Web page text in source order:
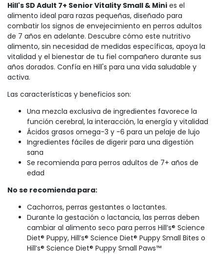
Hill's SD Adult 7+ Senior Vitality Small & Mini es el
alimento ideal para razas pequeñas, diseñado para
combatir los signos de envejecimiento en perros adultos
de 7 años en adelante. Descubre cómo este nutritivo
alimento, sin necesidad de medidas específicas, apoya la
vitalidad y el bienestar de tu fiel compañero durante sus
años dorados. Confía en Hill's para una vida saludable y
activa.
Las características y beneficios son:
Una mezcla exclusiva de ingredientes favorece la
función cerebral, la interacción, la energía y vitalidad
Ácidos grasos omega-3 y -6 para un pelaje de lujo
Ingredientes fáciles de digerir para una digestión
sana
Se recomienda para perros adultos de 7+ años de
edad
No se recomienda para:
Cachorros, perras gestantes o lactantes.
Durante la gestación o lactancia, las perras deben
cambiar al alimento seco para perros Hill’s® Science
Diet® Puppy, Hill’s® Science Diet® Puppy Small Bites o
Hill’s® Science Diet® Puppy Small Paws™